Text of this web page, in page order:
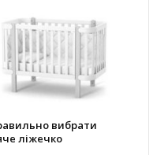
вибрати
ліжечко